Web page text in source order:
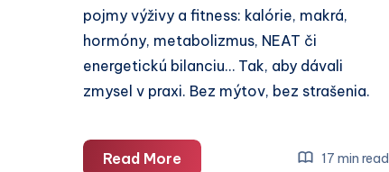
pojmy výživy a fitness: kalórie, makrá,
hormóny, metabolizmus, NEAT či
energetickú bilanciu… Tak, aby dávali
zmysel v praxi. Bez mýtov, bez strašenia.
Read MoreKompletný
17 min read